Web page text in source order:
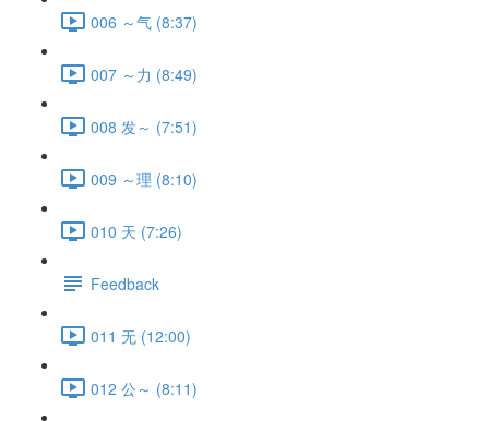
006 ～气 (8:37)
007 ～力 (8:49)
008 发～ (7:51)
009 ～理 (8:10)
010 天 (7:26)
Feedback
011 无 (12:00)
012 公～ (8:11)